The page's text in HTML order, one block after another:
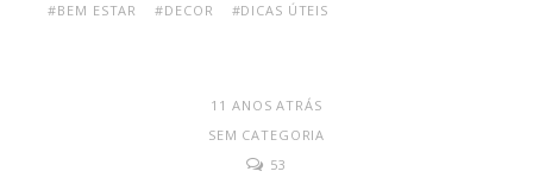
#BEM ESTAR #DECOR #DICAS ÚTEIS
11 ANOS ATRÁS
SEM CATEGORIA
53